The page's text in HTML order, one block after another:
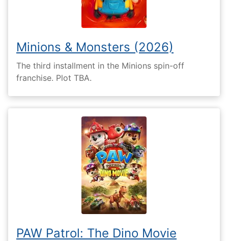
Minions & Monsters (2026)
The third installment in the Minions spin-off
franchise. Plot TBA.
PAW Patrol: The Dino Movie